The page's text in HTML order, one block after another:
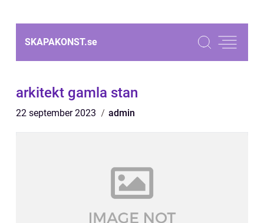
SKAPAKONST.se
arkitekt gamla stan
22 september 2023 admin